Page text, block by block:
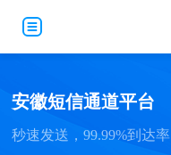
安徽短信通道平台
秒速发送，99.99%到达率